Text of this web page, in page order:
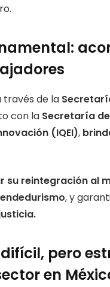
través de la
con la Secretaría
(IQEI),
su reintegración al
, y
pero
en